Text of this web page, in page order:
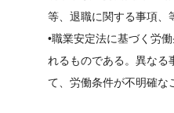
等、退職に関する事項、
•職業安定法に基づく労
れるものである。異なる
て、労働条件が不明確な